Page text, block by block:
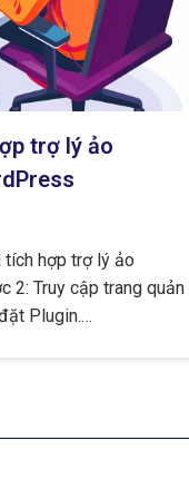
trợ lý ảo
tích hợp trợ lý ảo
2: Truy cập trang quản
Plugin.…